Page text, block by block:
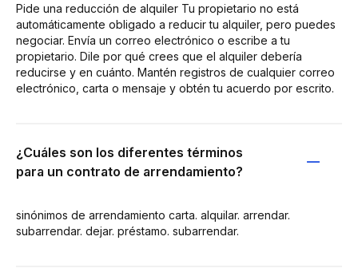
Pide una reducción de alquiler Tu propietario no está
automáticamente obligado a reducir tu alquiler, pero puedes
negociar. Envía un correo electrónico o escribe a tu
propietario. Dile por qué crees que el alquiler debería
reducirse y en cuánto. Mantén registros de cualquier correo
electrónico, carta o mensaje y obtén tu acuerdo por escrito.
¿Cuáles son los diferentes términos
para un contrato de arrendamiento?
sinónimos de arrendamiento carta. alquilar. arrendar.
subarrendar. dejar. préstamo. subarrendar.